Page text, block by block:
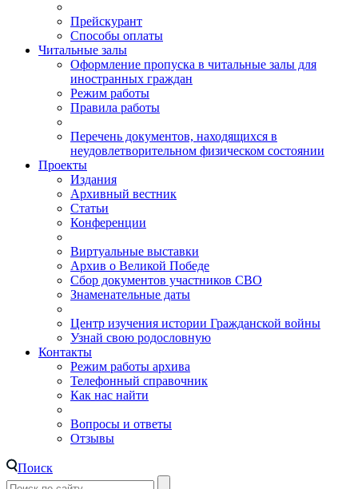
Прейскурант
Способы оплаты
Читальные залы
Оформление пропуска в читальные залы для
иностранных граждан
Режим работы
Правила работы
Перечень документов, находящихся в
неудовлетворительном физическом состоянии
Проекты
Издания
Архивный вестник
Статьи
Конференции
Виртуальные выставки
Архив о Великой Победе
Сбор документов участников СВО
Знаменательные даты
Центр изучения истории Гражданской войны
Узнай свою родословную
Контакты
Режим работы архива
Телефонный справочник
Как нас найти
Вопросы и ответы
Отзывы
Поиск